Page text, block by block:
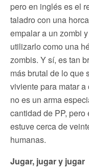
pero en inglés es el
taladro con una
empalar a un zombi
utilizarlo como una
zombis. Y sí, es tan
más brutal de lo que
viviente para matar
no es un arma
cantidad de PP,
estuve cerca de
humanas.
Jugar, jugar y jugar